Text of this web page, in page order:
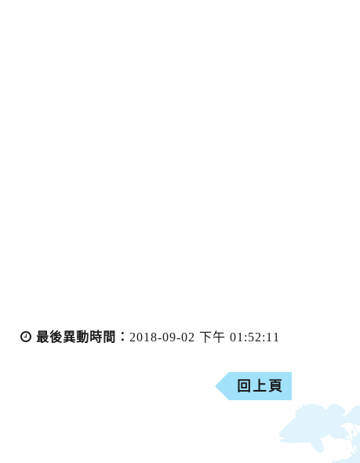
最後異動時間： 2018-09-02 下午 01:52:11
回上頁